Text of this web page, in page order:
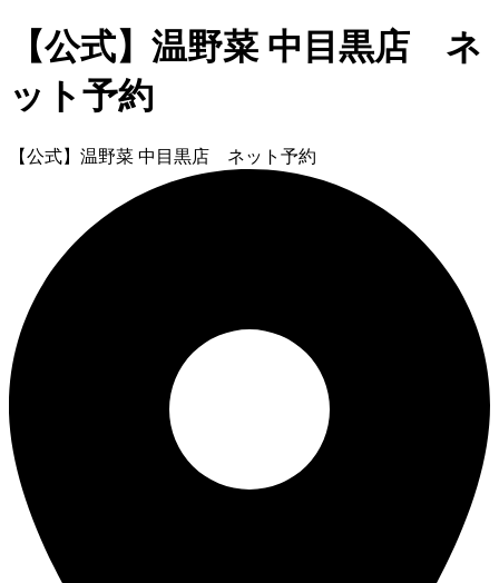
【公式】温野菜 中目黒店 ネ
ット予約
【公式】温野菜 中目黒店 ネット予約